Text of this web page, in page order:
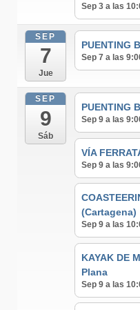
Sep 3 a las
SEP
7
Jue
PUENTING
Sep 7 a las
SEP
9
Sáb
PUENTING
Sep 9 a las
VÍA
Sep 9 a las
(Cartagena)
Sep 9 a las
KAYAK DE
Plana
Sep 9 a las